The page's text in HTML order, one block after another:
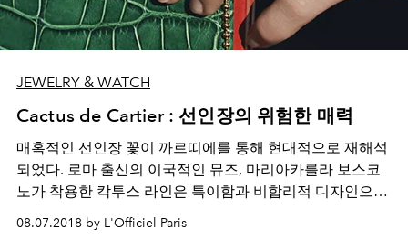
JEWELRY & WATCH
Cactus de Cartier : 선인장의 위험한 매력
매혹적인 선인장 꽃이 까르띠에를 통해 현대적으로 재해석
되었다. 로마 출신의 이국적인 뮤즈, 마리아카를라 보스코
노가 착용한 칵투스 라인은 특이함과 비합리적 디자인으로
보는 이를 유혹한다. 반지에서부터 이브닝 백에 이르기까
지, 거부할 수 없는 선인장의 매력을 담아낸 까르띠에 칵투
08.07.2018 by L'Officiel Paris